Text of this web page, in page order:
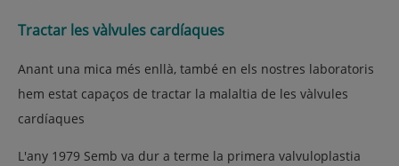
Tractar les vàlvules cardíaques
Anant una mica més enllà, també en els nostres laboratoris
hem estat capaços de tractar la malaltia de les vàlvules
cardíaques
L'any 1979 Semb va dur a terme la primera valvuloplastia